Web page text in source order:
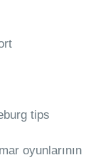
tips
oyunlarının